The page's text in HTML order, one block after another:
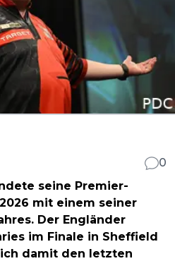
0
seine Premier-
mit einem seiner
Der Engländer
im Finale in Sheffield
damit den letzten